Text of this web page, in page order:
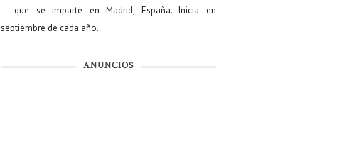
— que se imparte en Madrid, España. Inicia en
septiembre de cada año.
ANUNCIOS